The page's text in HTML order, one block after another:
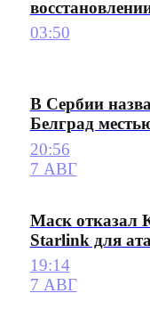
03:50
В Сербии
Белград
20:56
7 АВГ
Маск отказал
Starlink для
19:14
7 АВГ